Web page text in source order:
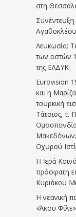
στη
Λευκωσία:
των οστών
της ΕΛΔΥΚ
Eurovision
και η
τουρκική
Τάτσιος, τ.
Οχυρού
Η Ιερά
πρόσφατη
Κυριάκου
Η νεανική
«Άκου Φίλε»